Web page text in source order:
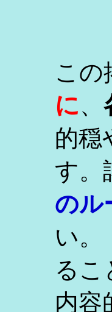
この
に、
的穏
す。
のル
い
るこ
内容